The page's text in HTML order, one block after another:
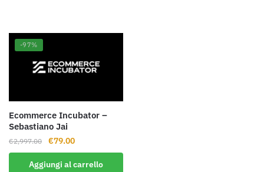
-97%
Ecommerce Incubator –
Sebastiano Jai
€2,997.00
Il
prezzo
originale
€79.00Il
prezzo
attuale
Aggiungi al carrello